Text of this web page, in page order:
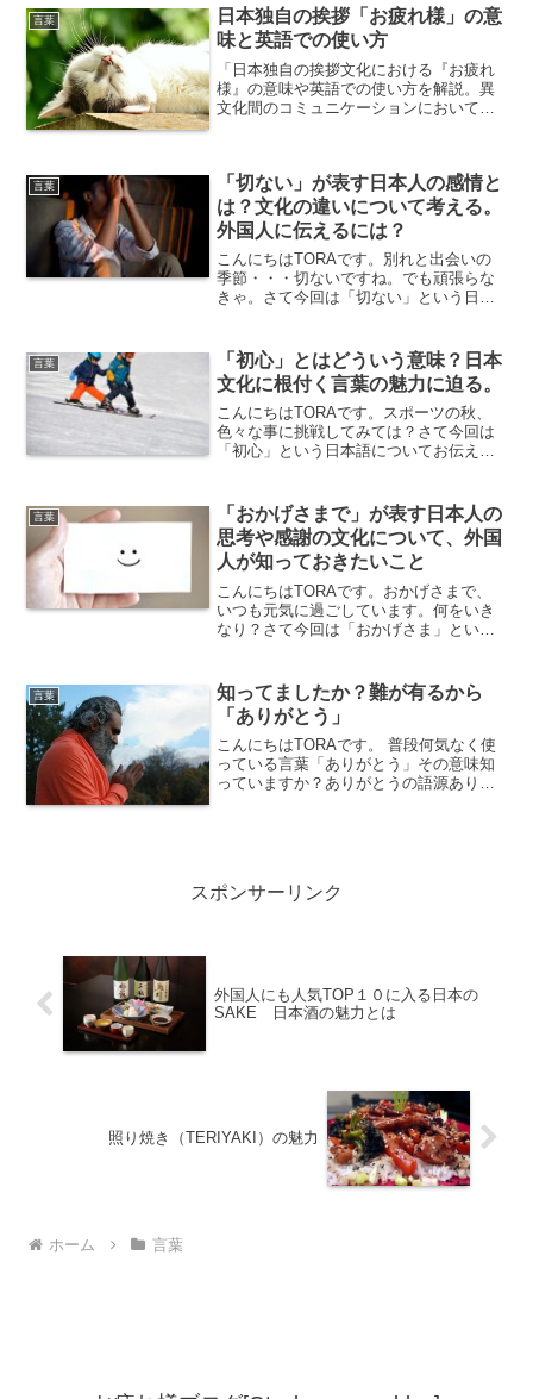
「木漏れ日」についてお伝えします。木
漏れ日とは木漏れ日とは...
言葉
日本独自の挨拶「お疲れ様」の意
味と英語での使い方
「日本独自の挨拶文化における『お疲れ
様』の意味や英語での使い方を解説。異
文化間のコミュニケーションにおいても
言葉
「切ない」が表す日本人の感情と
は？文化の違いについて考える。
外国人に伝えるには？
こんにちはTORAです。別れと出会いの
季節・・・切ないですね。でも頑張らな
きゃ。さて今回は「切ない」という日本
れ方を解説「切ない」とは、物事が切な
く、胸が締め付けられる...
言葉
「初心」とはどういう意味？日本
文化に根付く言葉の魅力に迫る。
こんにちはTORAです。スポーツの秋、
色々な事に挑戦してみては？さて今回は
「初心」という日本語についてお伝えし
ても最初に持つ心情や意識を指します。
これは、初めて経験する...
言葉
「おかげさまで」が表す日本人の
思考や感謝の文化について、外国
人が知っておきたいこと
こんにちはTORAです。おかげさまで、
いつも元気に過ごしています。何をいき
なり？さて今回は「おかげさま」という
かげさまで」という言葉は、日本語の特
徴的な言葉の一つで、多...
言葉
知ってましたか？難が有るから
「ありがとう」
こんにちはTORAです。 普段何気なく使
っている言葉「ありがとう」その意味知
っていますか？ありがとうの語源ありが
スポンサーリンク
外国人にも人気TOP１０に入る日本の
SAKE 日本酒の魅力とは
照り焼き（TERIYAKI）の魅力
ホーム 言葉